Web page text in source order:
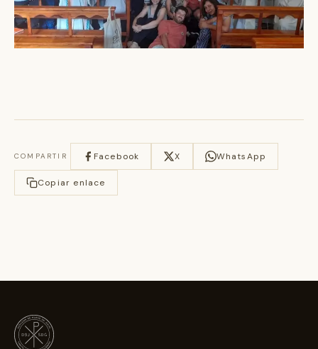
COMPARTIR Facebook X WhatsApp
Copiar enlace